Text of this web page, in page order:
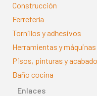
Construcción
Ferretería
Tornillos y adhesivos
Herramientas y máquinas
Pisos, pinturas y
Baño cocina
Enlaces